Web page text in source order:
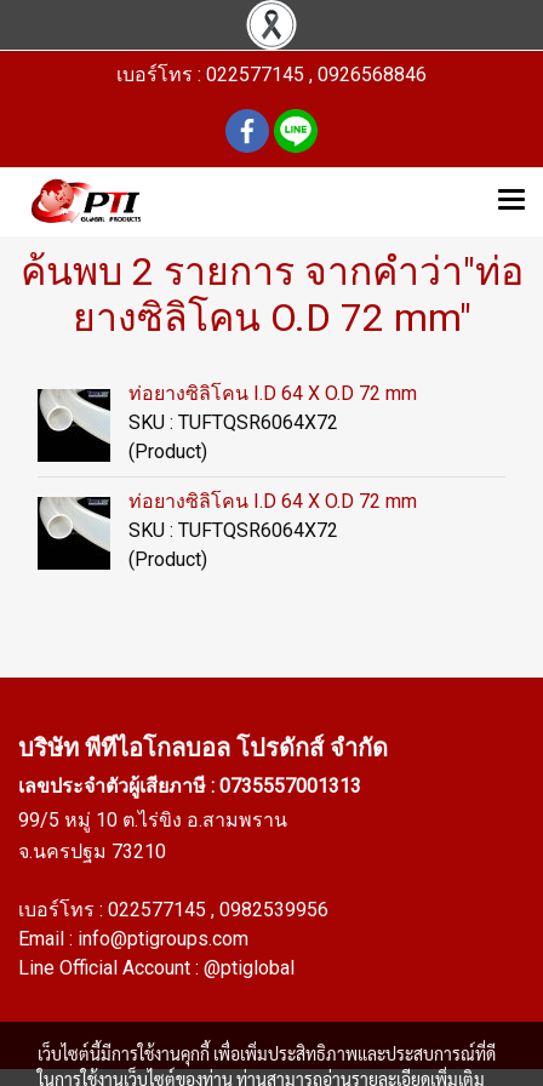
เบอร์โทร : 022577145 , 0926568846
ค้นพบ 2 รายการ จากคำว่า"ท่อ
ยางซิลิโคน O.D 72 mm"
ท่อยางซิลิโคน I.D 64 X O.D 72 mm
SKU : TUFTQSR6064X72
(Product)
ท่อยางซิลิโคน I.D 64 X O.D 72 mm
SKU : TUFTQSR6064X72
(Product)
บริษัท พีทีไอโกลบอล โปรดักส์ จำกัด
เลขประจำตัวผู้เสียภาษี : 0735557001313
99/5 หมู่ 10 ต.ไร่ขิง อ.สามพราน
จ.นครปฐม 73210
เบอร์โทร : 022577145 , 0982539956
Email : info@ptigroups.com
Line Official Account : @ptiglobal
เว็บไซต์นี้มีการใช้งานคุกกี้ เพื่อเพิ่มประสิทธิภาพและประสบการณ์ที่ดี
ในการใช้งานเว็บไซต์ของท่าน ท่านสามารถอ่านรายละเอียดเพิ่มเติม